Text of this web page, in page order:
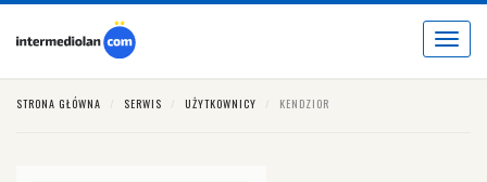
Toggle
STRONA GŁÓWNA SERWIS UŻYTKOWNICY KENDZIOR